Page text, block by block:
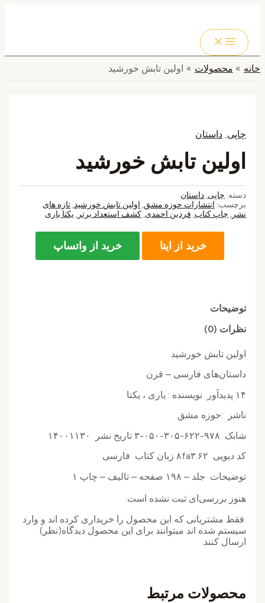
محتوا
خانه محصولات اولین تابش خورشید
چاپی داستان
اولین تابش خورشید
دسته: چاپی, داستان
برچسب: انتشارات حوزه مشق, اولین تابش خورشید, تازه های
نشر , چاپ کتاب, فردین احمدی, کشف استعداد برتر , یکتا یاری
خرید از ایتا خرید از واتساپ
توضیحات
نظرات (0)
اولین تابش خورشید
داستان‌های فارسی – قرن
۱۴ پدیدآور نويسنده : یاری ، یکتا
ناشر :حوزه مشق
شابک ۹۷۸-۶۲۲-۳۰۵-۰۵۰-۳ تاریخ نشر ۱۴۰۰۱۱۳۰
کد دیویی ۸fa۳.۶۲ زبان کتاب فارسی
توضیحات جلد – ۱۹۸ صفحه – تالیف – چاپ ۱
هنوز بررسی‌ای ثبت نشده است.
.فقط مشتریانی که این محصول را خریداری کرده اند و وارد
سیستم شده اند میتوانند برای این محصول دیدگاه(نظر)
ارسال کنند.
محصولات مرتبط